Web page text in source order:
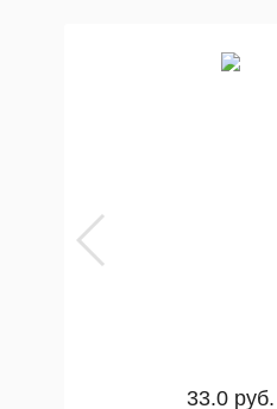
33.0 руб.